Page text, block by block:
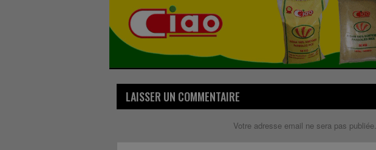
LAISSER UN COMMENTAIRE
Votre adresse email ne sera pas publiée.